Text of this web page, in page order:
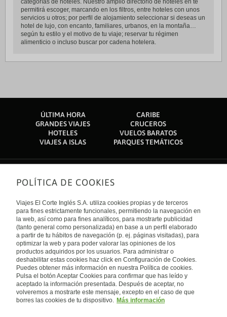
categorías de hoteles. Nuestro amplio directorio de hoteles en te
permitirá escoger, marcando en los filtros, entre hoteles con unos
servicios u otros; por perfil de alojamiento seleccionar si deseas un
hotel de lujo, con encanto, familiares, urbanos, en la montaña…
según tu estilo y el motivo de tu viaje; reservar tu régimen
alimenticio o incluso buscar por cadena hotelera.
ÚLTIMA HORA
CARIBE
GRANDES VIAJES
CRUCEROS
HOTELES
VUELOS BARATOS
VIAJES A ISLAS
PARQUES TEMÁTICOS
Sobre nosotros
Quiénes somos
Financiación
Sostenibilidad
Turismo accesible
Tarjeta El Corte Inglés
Trabaja con nosotros
El Corte Inglés
Canal Ético
Enlaces de interés
Guías de viaje
Catálogos
Auto check-in
Condiciones Generales
Política de privacidad
Política de cookies
Accesibilidad
Empresas/ Grupos
Internacional
España
Visita nuestro blog
Blog de Viajes el Corte inglés
POLÍTICA DE COOKIES
Viajes El Corte Inglés S.A. utiliza cookies propias y de terceros
para fines estrictamente funcionales, permitiendo la navegación en
la web, así como para fines analíticos, para mostrarte publicidad
(tanto general como personalizada) en base a un perfil elaborado
a partir de tu hábitos de navegación (p. ej. páginas visitadas), para
optimizar la web y para poder valorar las opiniones de los
productos adquiridos por los usuarios. Para administrar o
deshabilitar estas cookies haz click en Configuración de Cookies.
Puedes obtener más información en nuestra Política de cookies.
Pulsa el botón Aceptar Cookies para confirmar que has leído y
aceptado la información presentada. Después de aceptar, no
volveremos a mostrarte este mensaje, excepto en el caso de que
borres las cookies de tu dispositivo. Más información